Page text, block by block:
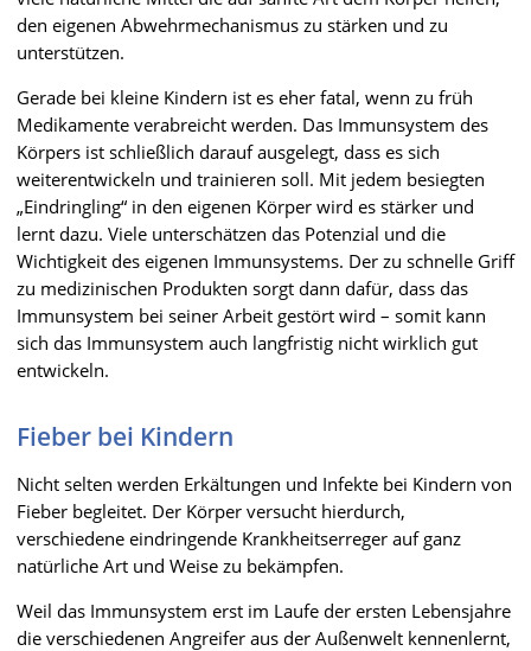
den eigenen Abwehrmechanismus zu stärken und zu
unterstützen.
Gerade bei kleine Kindern ist es eher fatal, wenn zu früh
Medikamente verabreicht werden. Das Immunsystem des
Körpers ist schließlich darauf ausgelegt, dass es sich
weiterentwickeln und trainieren soll. Mit jedem besiegten
„Eindringling“ in den eigenen Körper wird es stärker und
lernt dazu. Viele unterschätzen das Potenzial und die
Wichtigkeit des eigenen Immunsystems. Der zu schnelle Griff
zu medizinischen Produkten sorgt dann dafür, dass das
Immunsystem bei seiner Arbeit gestört wird – somit kann
sich das Immunsystem auch langfristig nicht wirklich gut
entwickeln.
Fieber bei Kindern
Nicht selten werden Erkältungen und Infekte bei Kindern von
Fieber begleitet. Der Körper versucht hierdurch,
verschiedene eindringende Krankheitserreger auf ganz
natürliche Art und Weise zu bekämpfen.
Weil das Immunsystem erst im Laufe der ersten Lebensjahre
die verschiedenen Angreifer aus der Außenwelt kennenlernt,